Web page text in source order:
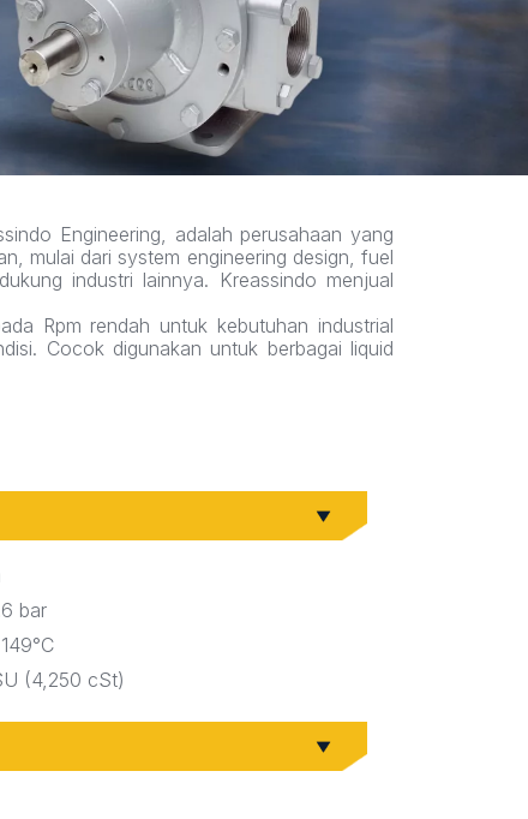
Engineering, adalah perusahaan yang
mulai dari system engineering design, fuel
industri lainnya. Kreassindo menjual
Rpm rendah untuk kebutuhan industrial
Cocok digunakan untuk berbagai liquid
bar
(4,250 cSt)